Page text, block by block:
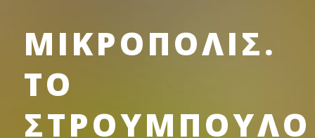
ΜΙΚΡΟΠΟΛΙΣ.
ΤΟ
ΣΤΡΟΥΜΠΟΥΛΟ